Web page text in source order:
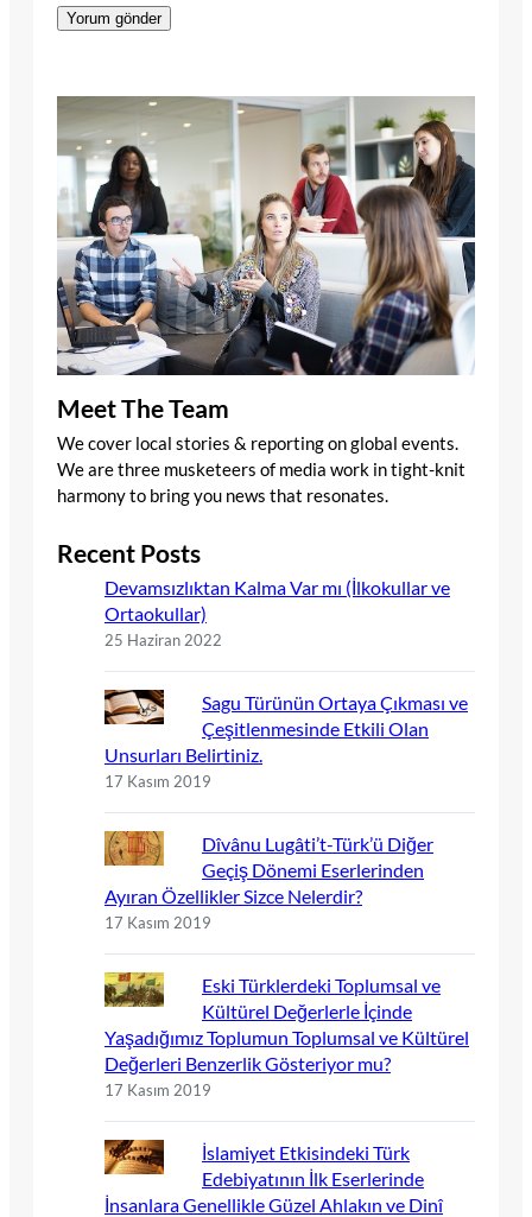
Meet The Team
We cover local stories & reporting on global events.
We are three musketeers of media work in tight-knit
harmony to bring you news that resonates.
Recent Posts
Devamsızlıktan Kalma Var mı (İlkokullar ve
Ortaokullar)
25 Haziran 2022
Sagu Türünün Ortaya Çıkması ve
Çeşitlenmesinde Etkili Olan
Unsurları Belirtiniz.
17 Kasım 2019
Dîvânu Lugâti’t-Türk’ü Diğer
Geçiş Dönemi Eserlerinden
Ayıran Özellikler Sizce Nelerdir?
17 Kasım 2019
Eski Türklerdeki Toplumsal ve
Kültürel Değerlerle İçinde
Yaşadığımız Toplumun Toplumsal ve Kültürel
Değerleri Benzerlik Gösteriyor mu?
17 Kasım 2019
İslamiyet Etkisindeki Türk
Edebiyatının İlk Eserlerinde
İnsanlara Genellikle Güzel Ahlakın ve Dinî